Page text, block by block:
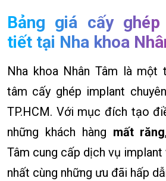
Bảng giá cấy
tiết tại Nha khoa
Nha khoa Nhân Tâm là một
tâm cấy ghép implant
TP.HCM. Với mục đích tạo
những khách hàng mất răng
Tâm cung cấp dịch vụ
nhất cùng những ưu đãi hấp